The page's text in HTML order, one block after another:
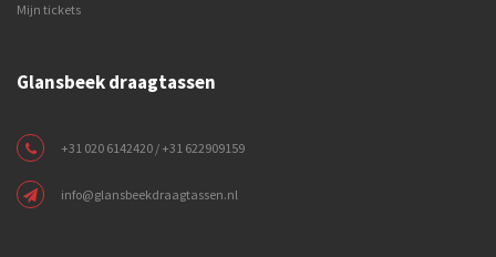
Mijn tickets
Glansbeek draagtassen
+31 020 6142420 / +31 622909159
info@glansbeekdraagtassen.nl